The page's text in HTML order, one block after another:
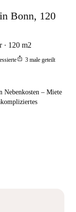
Bonn, 120
120 m2
ios_share 3 male geteilt
Nebenkosten – Miete